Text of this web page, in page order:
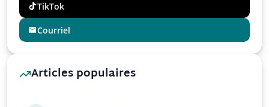
TikTok
Courriel
Articles populaires